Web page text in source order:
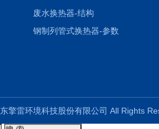
废水换热器-结构
钢制列管式换热器-参数
擎雷环境科技股份有限公司 All